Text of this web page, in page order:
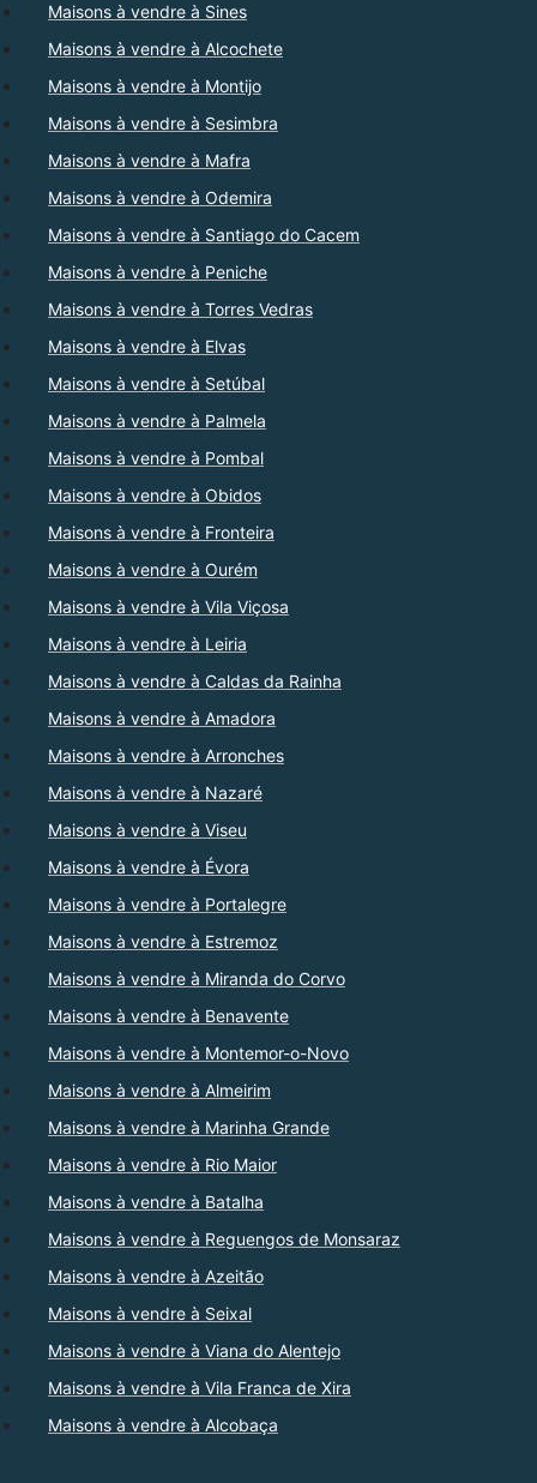
Maisons à vendre à Sines
Maisons à vendre à Alcochete
Maisons à vendre à Montijo
Maisons à vendre à Sesimbra
Maisons à vendre à Mafra
Maisons à vendre à Odemira
Maisons à vendre à Santiago do Cacem
Maisons à vendre à Peniche
Maisons à vendre à Torres Vedras
Maisons à vendre à Elvas
Maisons à vendre à Setúbal
Maisons à vendre à Palmela
Maisons à vendre à Pombal
Maisons à vendre à Obidos
Maisons à vendre à Fronteira
Maisons à vendre à Ourém
Maisons à vendre à Vila Viçosa
Maisons à vendre à Leiria
Maisons à vendre à Caldas da Rainha
Maisons à vendre à Amadora
Maisons à vendre à Arronches
Maisons à vendre à Nazaré
Maisons à vendre à Viseu
Maisons à vendre à Évora
Maisons à vendre à Portalegre
Maisons à vendre à Estremoz
Maisons à vendre à Miranda do Corvo
Maisons à vendre à Benavente
Maisons à vendre à Montemor-o-Novo
Maisons à vendre à Almeirim
Maisons à vendre à Marinha Grande
Maisons à vendre à Rio Maior
Maisons à vendre à Batalha
Maisons à vendre à Reguengos de Monsaraz
Maisons à vendre à Azeitão
Maisons à vendre à Seixal
Maisons à vendre à Viana do Alentejo
Maisons à vendre à Vila Franca de Xira
Maisons à vendre à Alcobaça